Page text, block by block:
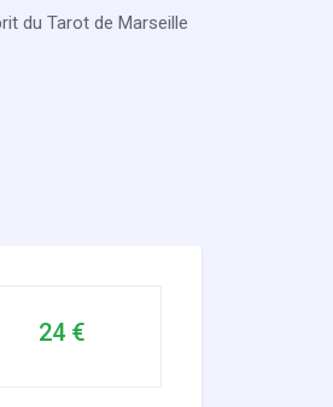
du Tarot de Marseille
24 €